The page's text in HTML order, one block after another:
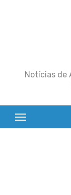
Notícias de